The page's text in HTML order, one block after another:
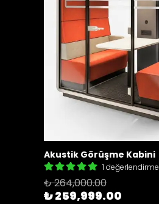
Akustik Görüşme Kabini
1 değerlendirme
₺ 264,000.00
₺ 259,999.00